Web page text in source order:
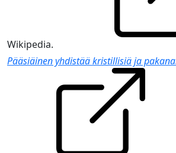
Wikipedia.
Pääsiäinen yhdistää kristillisiä ja